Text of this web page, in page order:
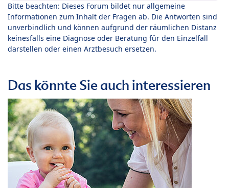
Bitte beachten: Dieses Forum bildet nur allgemeine
Informationen zum Inhalt der Fragen ab. Die Antworten sind
unverbindlich und können aufgrund der räumlichen Distanz
keinesfalls eine Diagnose oder Beratung für den Einzelfall
darstellen oder einen Arztbesuch ersetzen.
Das könnte Sie auch interessieren